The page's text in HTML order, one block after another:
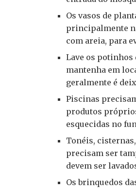
Os vasos de
principalmente
com areia, para
Lave os potinhos
mantenha em
geralmente é
Piscinas
produtos
esquecidas no
Tonéis,
precisam ser
devem ser
Os brinquedos